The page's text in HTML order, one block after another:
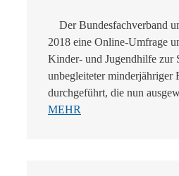
Der Bundesfachverband
2018 eine Online-Umfrage
Kinder- und Jugendhilfe zur
unbegleiteter minderjähriger
durchgeführt, die nun
MEHR